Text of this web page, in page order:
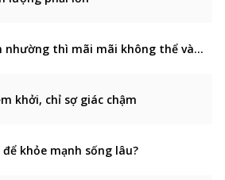
Không khiêm nhường thì mãi mãi không thể vào cửa Phật
khởi, chỉ sợ giác chậm
khỏe mạnh sống lâu?